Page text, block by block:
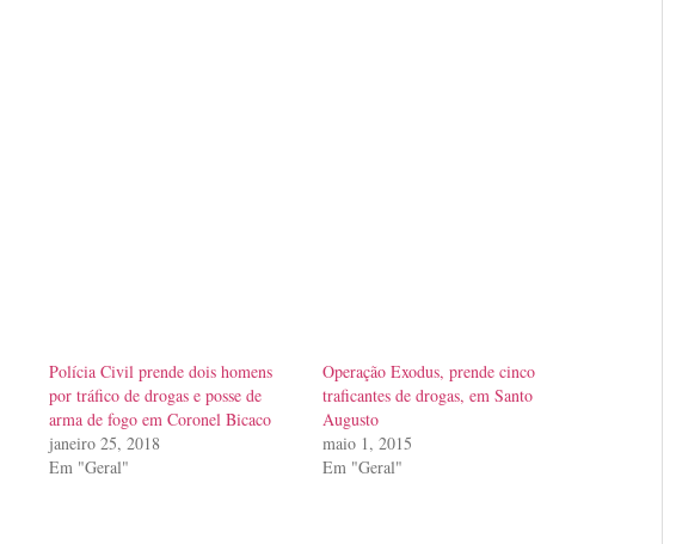
Polícia Civil prende dois homens
por tráfico de drogas e posse de
arma de fogo em Coronel Bicaco
janeiro 25, 2018
Em "Geral"
Operação Exodus, prende cinco
traficantes de drogas, em Santo
Augusto
maio 1, 2015
Em "Geral"